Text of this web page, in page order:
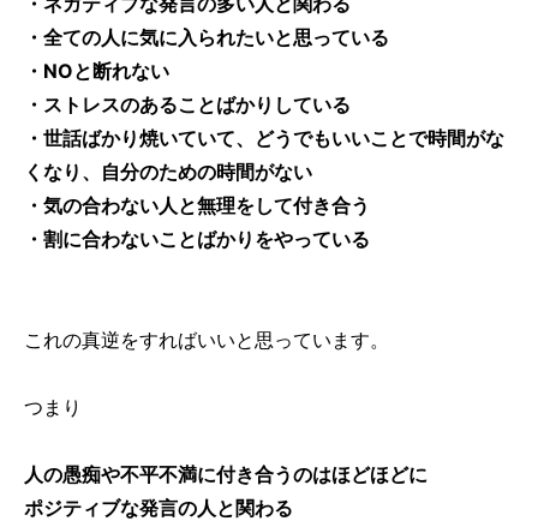
・全ての人に気に入られたいと思っている
・NOと断れない
・ストレスのあることばかりしている
・世話ばかり焼いていて、どうでもいいことで時間がな
くなり、自分のための時間がない
・気の合わない人と無理をして付き合う
・割に合わないことばかりをやっている
これの真逆をすればいいと思っています。
つまり
人の愚痴や不平不満に付き合うのはほどほどに
ポジティブな発言の人と関わる